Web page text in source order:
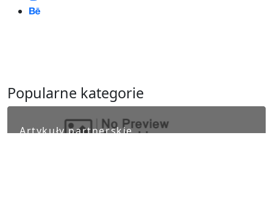
Popularne kategorie
Artykuły partnerskie